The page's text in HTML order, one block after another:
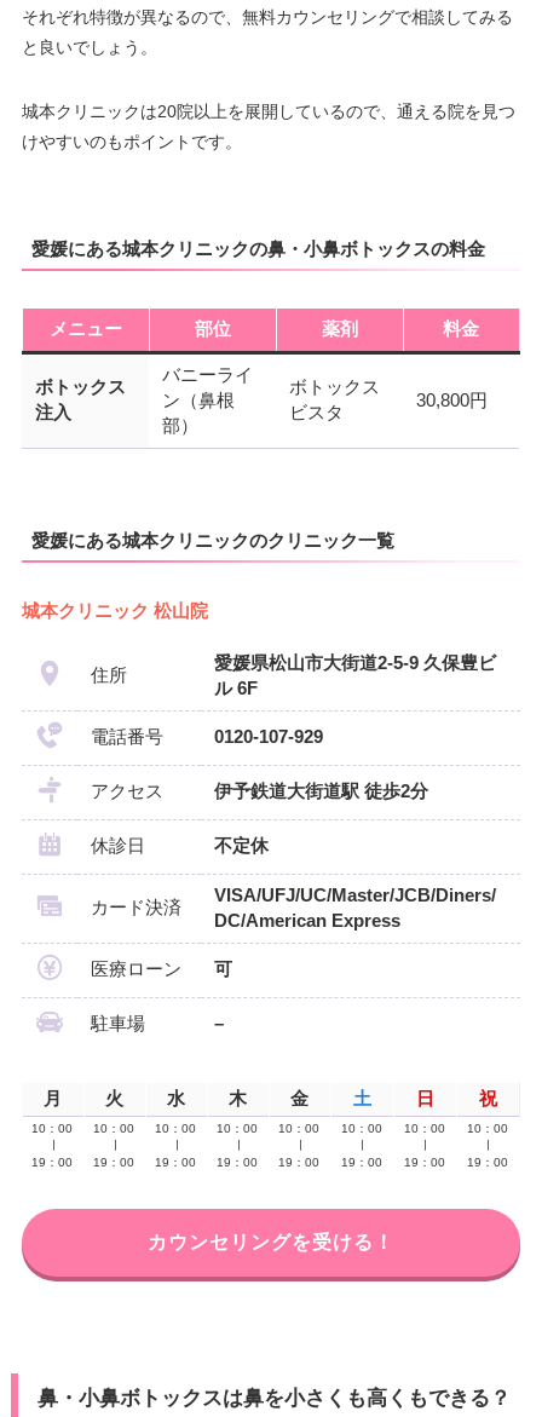
それぞれ特徴が異なるので、無料カウンセリングで相談してみる
と良いでしょう。
城本クリニックは20院以上を展開しているので、通える院を見つ
けやすいのもポイントです。
愛媛にある城本クリニックの鼻・小鼻ボトックスの料金
メニュー 部位 薬剤 料金
ボトックス
注入
バニーライ
ン（鼻根
部）
ボトックス
ビスタ
30,800円
愛媛にある城本クリニックのクリニック一覧
城本クリニック 松山院
住所
愛媛県松山市大街道2-5-9 久保豊ビ
ル 6F
電話番号 0120-107-929
アクセス 伊予鉄道大街道駅 徒歩2分
休診日 不定休
カード決済
VISA/UFJ/UC/Master/JCB/Diners/
DC/American Express
医療ローン 可
駐車場 –
月 火 水 木 金 土 日 祝
10：00
19：00
10：00
19：00
10：00
19：00
10：00
19：00
10：00
19：00
10：00
19：00
10：00
19：00
10：00
19：00
カウンセリングを受ける！
鼻・小鼻ボトックスは鼻を小さくも高くもできる？